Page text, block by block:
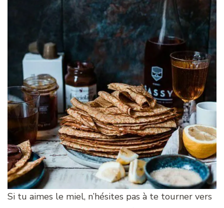
Si tu aimes le miel, n’hésites pas à te tourner vers